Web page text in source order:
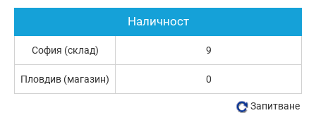
Наличност
София (склад) 9
Пловдив (магазин) 0
Запитване